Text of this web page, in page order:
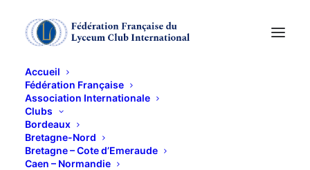
Accueil
Fédération Française
Association Internationale
Clubs
Bordeaux
Bretagne-Nord
Bretagne – Cote d’Emeraude
Caen – Normandie
l'aérocampus